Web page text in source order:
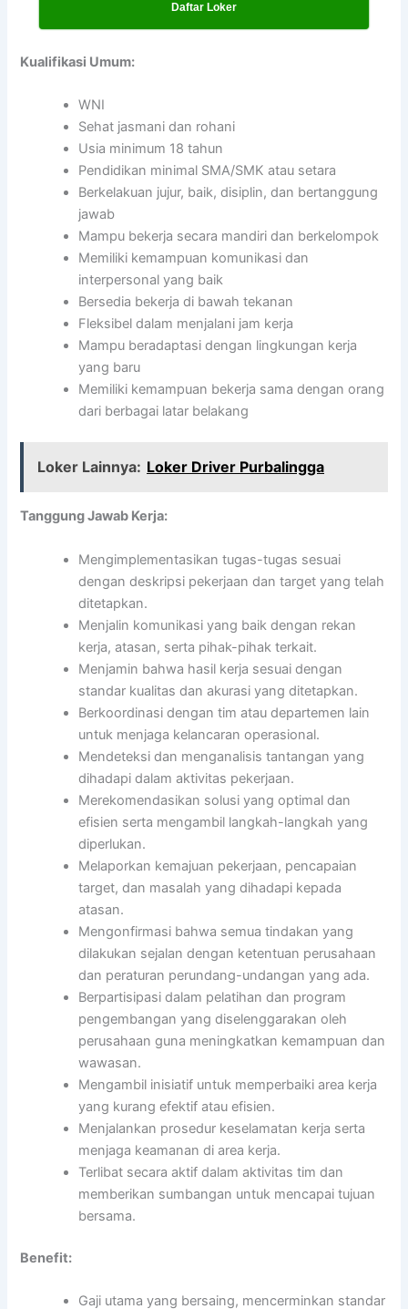
Daftar Loker
Kualifikasi Umum:
WNI
Sehat jasmani dan rohani
Usia minimum 18 tahun
Pendidikan minimal SMA/SMK atau setara
Berkelakuan jujur, baik, disiplin, dan bertanggung
jawab
Mampu bekerja secara mandiri dan berkelompok
Memiliki kemampuan komunikasi dan
interpersonal yang baik
Bersedia bekerja di bawah tekanan
Fleksibel dalam menjalani jam kerja
Mampu beradaptasi dengan lingkungan kerja
yang baru
Memiliki kemampuan bekerja sama dengan orang
dari berbagai latar belakang
Loker Lainnya: Loker Driver Purbalingga
Tanggung Jawab Kerja:
Mengimplementasikan tugas-tugas sesuai
dengan deskripsi pekerjaan dan target yang telah
ditetapkan.
Menjalin komunikasi yang baik dengan rekan
kerja, atasan, serta pihak-pihak terkait.
Menjamin bahwa hasil kerja sesuai dengan
standar kualitas dan akurasi yang ditetapkan.
Berkoordinasi dengan tim atau departemen lain
untuk menjaga kelancaran operasional.
Mendeteksi dan menganalisis tantangan yang
dihadapi dalam aktivitas pekerjaan.
Merekomendasikan solusi yang optimal dan
efisien serta mengambil langkah-langkah yang
diperlukan.
Melaporkan kemajuan pekerjaan, pencapaian
target, dan masalah yang dihadapi kepada
atasan.
Mengonfirmasi bahwa semua tindakan yang
dilakukan sejalan dengan ketentuan perusahaan
dan peraturan perundang-undangan yang ada.
Berpartisipasi dalam pelatihan dan program
pengembangan yang diselenggarakan oleh
perusahaan guna meningkatkan kemampuan dan
wawasan.
Mengambil inisiatif untuk memperbaiki area kerja
yang kurang efektif atau efisien.
Menjalankan prosedur keselamatan kerja serta
menjaga keamanan di area kerja.
Terlibat secara aktif dalam aktivitas tim dan
memberikan sumbangan untuk mencapai tujuan
bersama.
Benefit:
Gaji utama yang bersaing, mencerminkan standar